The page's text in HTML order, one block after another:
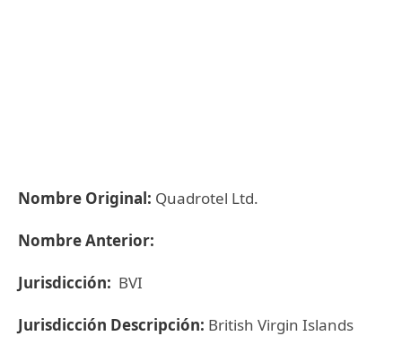
Nombre Original: Quadrotel Ltd.
Nombre Anterior:
Jurisdicción: BVI
Jurisdicción Descripción: British Virgin Islands